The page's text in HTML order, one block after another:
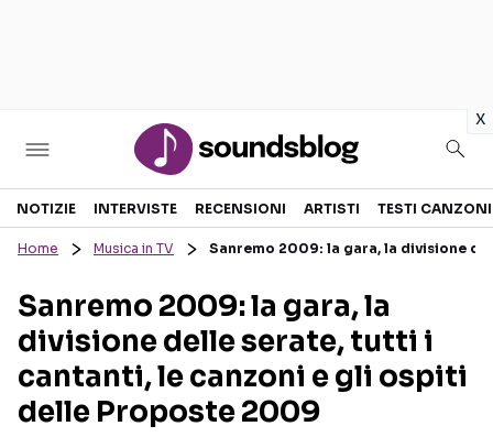
x
Sezioni
RECENSIONI MUSICALI
INTERVISTE
GOSSIP E CURIOSITÀ
TESTI CANZONI
TOUR ED EVENTI
TALENT SHOW
NOTIZIE INTERVISTE RECENSIONI ARTISTI TESTI CANZONI
Home Musica in TV Sanremo 2009: la gara, la divisione
Sanremo 2009: la gara, la
divisione delle serate, tutti i
cantanti, le canzoni e gli ospiti
delle Proposte 2009